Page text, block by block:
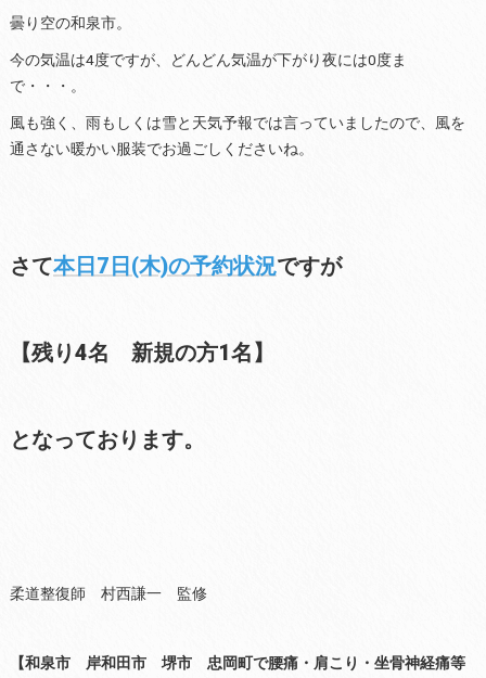
曇り空の和泉市。
今の気温は4度ですが、どんどん気温が下がり夜には0度ま
で・・・。
風も強く、雨もしくは雪と天気予報では言っていましたので、風を
通さない暖かい服装でお過ごしくださいね。
さて本日7日(木)の予約状況ですが
【残り4名 新規の方1名】
となっております。
柔道整復師 村西謙一 監修
【和泉市 岸和田市 堺市 忠岡町で腰痛・肩こり・坐骨神経痛等